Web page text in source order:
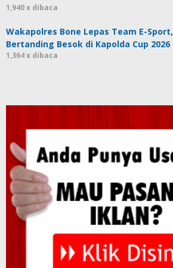
1,940 x dibaca
Wakapolres Bone Lepas Team E-Sport,
Bertanding Besok di Kapolda Cup 2026
1,364 x dibaca